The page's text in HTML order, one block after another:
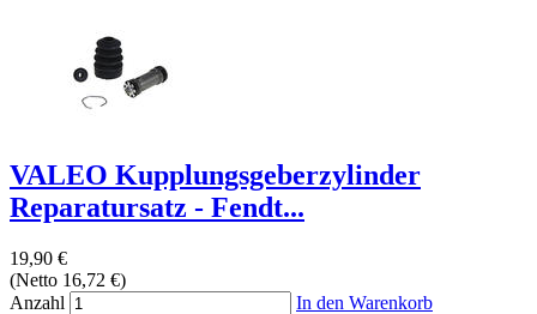
VALEO Kupplungsgeberzylinder
Reparatursatz - Fendt...
19,90 €
(Netto 16,72 €)
Anzahl
In den Warenkorb